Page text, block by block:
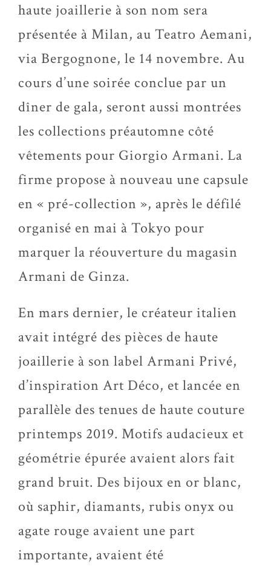
haute joaillerie à son nom sera
présentée à Milan, au Teatro Aemani,
via Bergognone, le 14 novembre. Au
cours d’une soirée conclue par un
dîner de gala, seront aussi montrées
les collections préautomne côté
vêtements pour Giorgio Armani. La
firme propose à nouveau une capsule
en « pré-collection », après le défilé
organisé en mai à Tokyo pour
marquer la réouverture du magasin
Armani de Ginza.
En mars dernier, le créateur italien
avait intégré des pièces de haute
joaillerie à son label Armani Privé,
d’inspiration Art Déco, et lancée en
parallèle des tenues de haute couture
printemps 2019. Motifs audacieux et
géométrie épurée avaient alors fait
grand bruit. Des bijoux en or blanc,
où saphir, diamants, rubis onyx ou
agate rouge avaient une part
importante, avaient été